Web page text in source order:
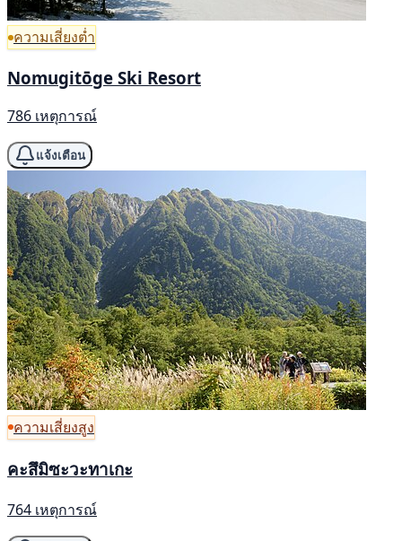
ความเสี่ยงต่ำ
Nomugitōge Ski Resort
786 เหตุการณ์
แจ้งเตือน
ความเสี่ยงสูง
คะสึมิซะวะทาเกะ
764 เหตุการณ์